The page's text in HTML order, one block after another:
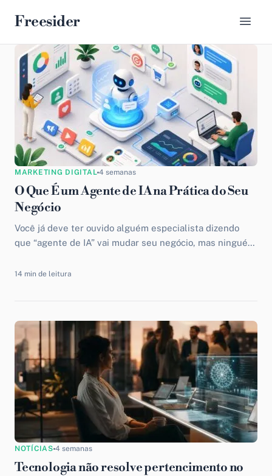
Freesider
MARKETING DIGITAL 4 semanas
O Que É um Agente de IA na Prática do Seu
Negócio
Você já deve ter ouvido alguém especialista dizendo
que “agente de IA” vai mudar seu negócio, mas ninguém
14 min de leitura
NOTÍCIAS 4 semanas
Tecnologia não resolve pertencimento no